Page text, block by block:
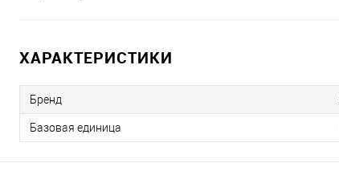
ХАРАКТЕРИСТИКИ
Бренд
Базовая единица